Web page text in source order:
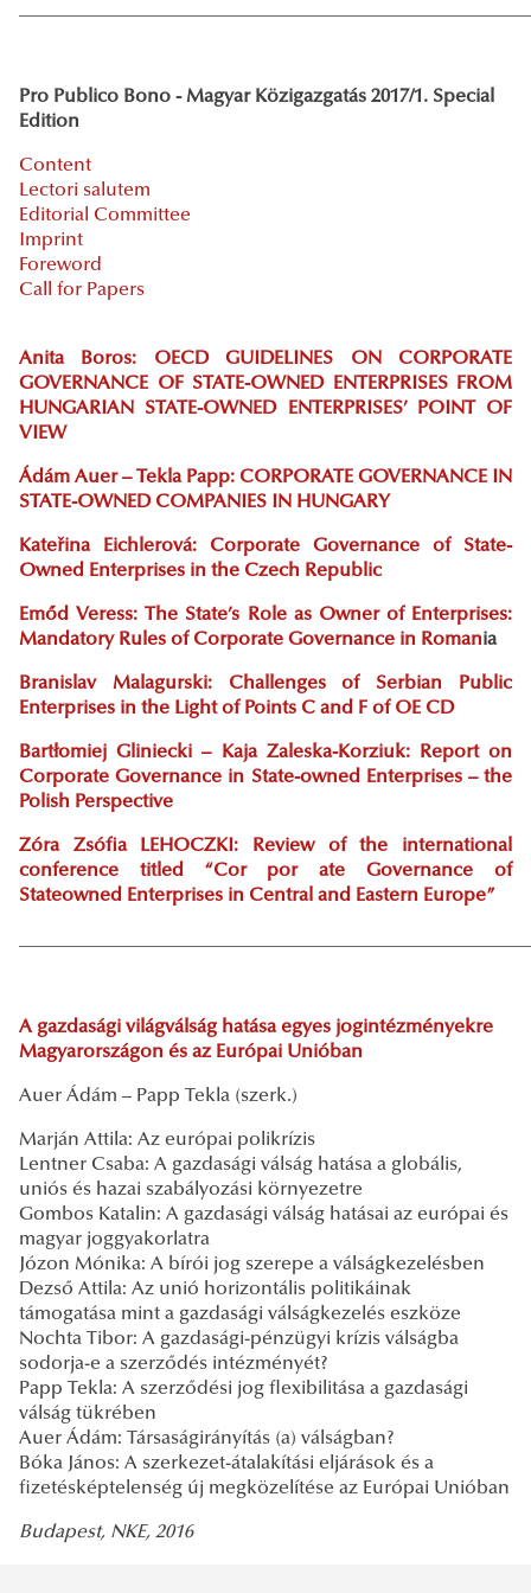
Pro Publico Bono - Magyar Közigazgatás 2017/1. Special
Edition
Content
Lectori salutem
Editorial Committee
Imprint
Foreword
Call for Papers
Anita Boros: OECD GUIDELINES ON CORPORATE
GOVERNANCE OF STATE-OWNED ENTERPRISES FROM
HUNGARIAN STATE-OWNED ENTERPRISES’ POINT OF
VIEW
Ádám Auer – Tekla Papp: CORPORATE GOVERNANCE IN
STATE-OWNED COMPANIES IN HUNGARY
Kateřina Eichlerová: Corporate Governance of State-
Owned Enterprises in the Czech Republic
Emőd Veress: The State’s Role as Owner of Enterprises:
Mandatory Rules of Corporate Governance in Romania
Branislav Malagurski: Challenges of Serbian Public
Enterprises in the Light of Points C and F of OE CD
Bartłomiej Gliniecki – Kaja Zaleska-Korziuk: Report on
Corporate Governance in State-owned Enterprises – the
Polish Perspective
Zóra Zsófia LEHOCZKI: Review of the international
conference titled “Cor por ate Governance of
Stateowned Enterprises in Central and Eastern Europe”
A gazdasági világválság hatása egyes jogintézményekre
Magyarországon és az Európai Unióban
Auer Ádám – Papp Tekla (szerk.)
Marján Attila: Az európai polikrízis
Lentner Csaba: A gazdasági válság hatása a globális,
uniós és hazai szabályozási környezetre
Gombos Katalin: A gazdasági válság hatásai az európai és
magyar joggyakorlatra
Józon Mónika: A bírói jog szerepe a válságkezelésben
Dezső Attila: Az unió horizontális politikáinak
támogatása mint a gazdasági válságkezelés eszköze
Nochta Tibor: A gazdasági-pénzügyi krízis válságba
sodorja-e a szerződés intézményét?
Papp Tekla: A szerződési jog flexibilitása a gazdasági
válság tükrében
Auer Ádám: Társaságirányítás (a) válságban?
Bóka János: A szerkezet-átalakítási eljárások és a
fizetésképtelenség új megközelítése az Európai Unióban
Budapest, NKE, 2016